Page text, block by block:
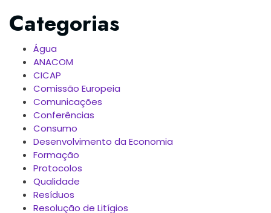
Categorias
Água
ANACOM
CICAP
Comissão Europeia
Comunicações
Conferências
Consumo
Desenvolvimento da Economia
Formação
Protocolos
Qualidade
Resíduos
Resolução de Litígios